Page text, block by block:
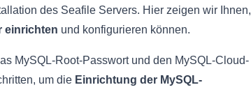
des Seafile Servers. Hier zeigen wir Ihnen,
einrichten und konfigurieren können.
MySQL-Root-Passwort und den MySQL-Cloud-
um die Einrichtung der MySQL-